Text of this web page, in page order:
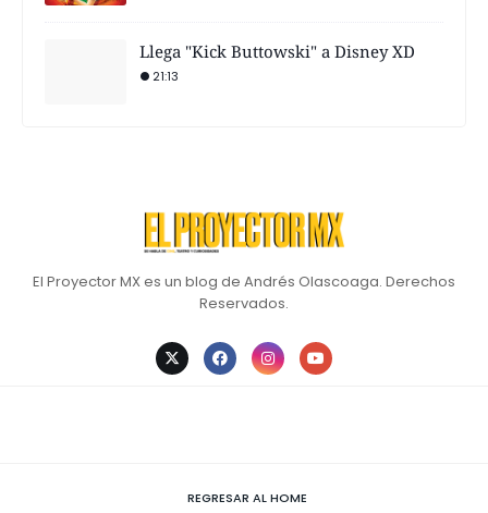
Llega "Kick Buttowski" a Disney XD
21:13
El Proyector MX es un blog de Andrés Olascoaga. Derechos
Reservados.
REGRESAR AL HOME